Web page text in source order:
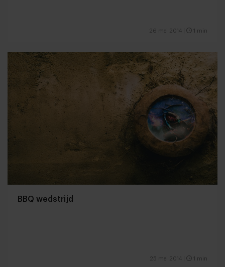
26 mei 2014 1 min
BBQ wedstrijd
25 mei 2014 1 min